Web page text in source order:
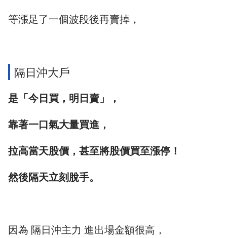
等漲足了一個波段後再賣掉，
隔日沖大戶
是「今日買，明日賣」，
靠著一口氣大量買進，
拉高當天股價，甚至將股價買至漲停！
然後隔天立刻脫手。
因為 隔日沖主力 進出場金額很高，